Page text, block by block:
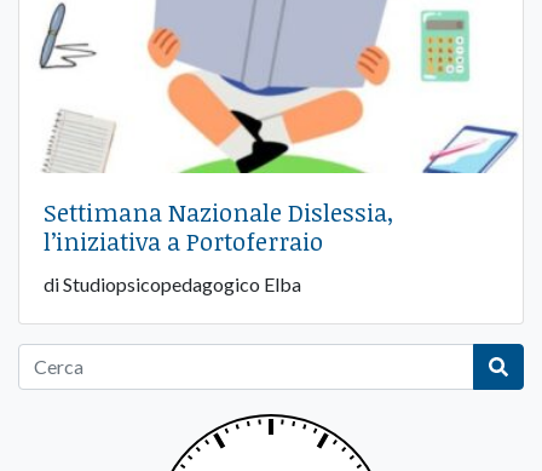
Settimana Nazionale Dislessia,
l’iniziativa a Portoferraio
di Studiopsicopedagogico Elba